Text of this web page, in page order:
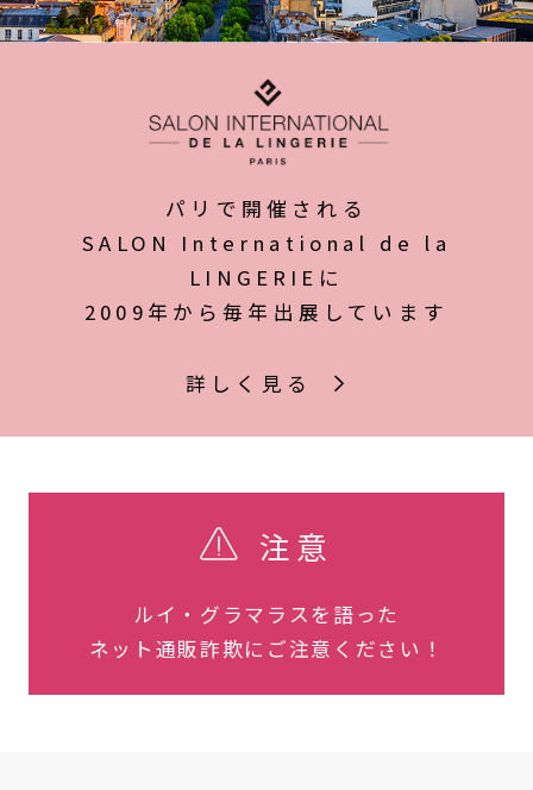
パリで開催される
SALON International de la
LINGERIEに
2009年から毎年出展しています
詳しく見る
注意
ルイ・グラマラスを語った
ネット通販詐欺にご注意ください！